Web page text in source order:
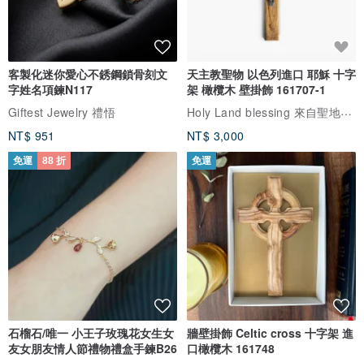
♥︎加急件後會優先安排繪圖！
♥︎ 一般下單大約7-10天左右可以看稿
♥︎ 確認沒問題後開始安排印刷製作大約3-5天
♥︎出貨運送時間大約3-5天左右
客製化迷你愛心不銹鋼鎖骨刻文
字姓名項鍊N117
Giftest Jewelry 禮悟
NT$ 951
天主教聖物 以色列進口 耶穌 十字
架 橄欖木 壁掛飾 161707-1
Holy Land blessing 來自聖地的祝福
NT$ 3,000
免運 88 折
石榴石/唯一 小王子玫瑰花女生女
友女朋友情人節禮物禮盒手鍊B26
免運
牆壁掛飾 Celtic cross 十字架 進
口橄欖木 161748